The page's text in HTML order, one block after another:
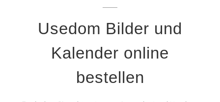
Usedom Bilder und
Kalender online
bestellen